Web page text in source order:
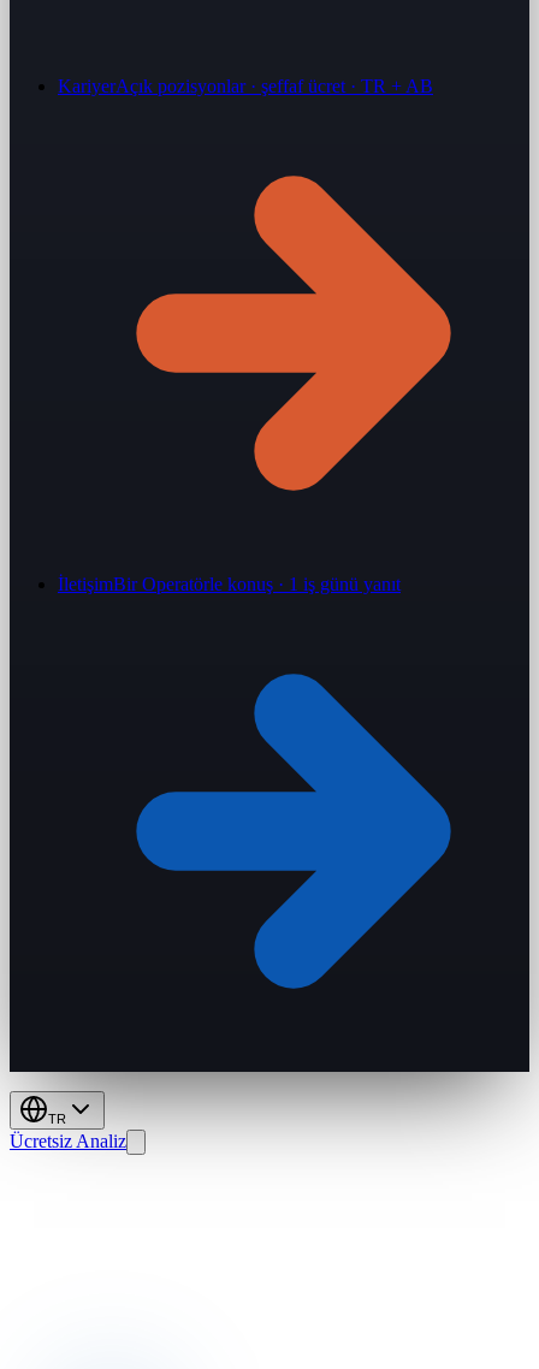
KariyerAçık pozisyonlar · şeffaf ücret · TR + AB
İletişimBir Operatörle konuş · 1 iş günü yanıt
TR
Ücretsiz Analiz